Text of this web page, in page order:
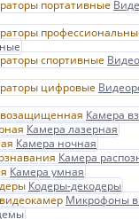
Камера
Камера лазерная
Камера ночная
Камера
Камера умная
Кодеры-декодеры
Микрофоны